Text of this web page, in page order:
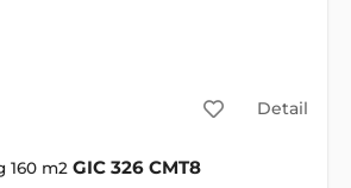
Detail
160 m2 GIC 326 CMT8